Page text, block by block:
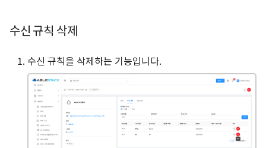
수신 규칙 삭제
수신 규칙을 삭제하는 기능입니다.